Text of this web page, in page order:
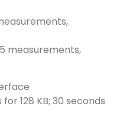
measurements,
for 128 KB; 30 seconds